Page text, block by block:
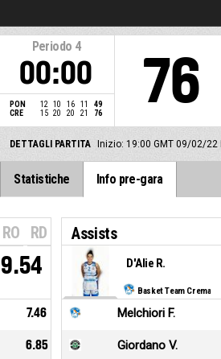
Periodo 4
00:00
PON 12 10 16 11
49
CRE
15 20 20 21 76 76
DETTAGLI PARTITA Inizio: 19:00 GMT 09/02/22
Statistiche Info pre-gara
RO RD
9.54
7.46
6.85
Assists
Basket Team Crema
D'Alie R.
Melchiori F.
Giordano V.